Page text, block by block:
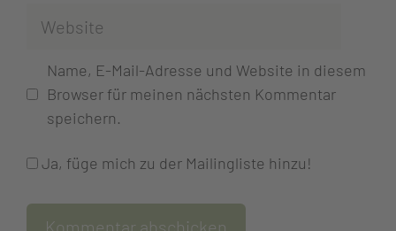
Name, E-Mail-Adresse und Website in diesem
Browser für meinen nächsten Kommentar
speichern.
Ja, füge mich zu der Mailingliste hinzu!